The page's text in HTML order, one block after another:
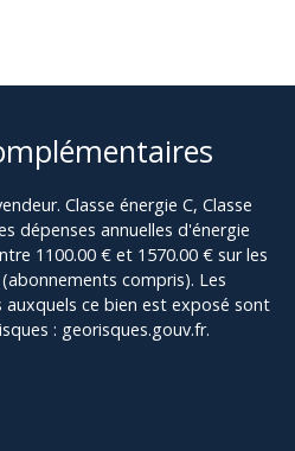
Classe énergie C, Classe
dépenses annuelles d'énergie
1100.00 € et 1570.00 € sur les
compris). Les
ce bien est exposé sont
: georisques.gouv.fr.